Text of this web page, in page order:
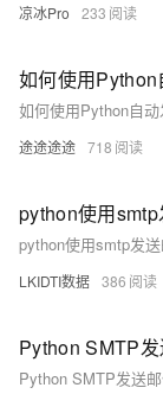
凉冰Pro 233
如何使用Python
如何使用Python自动
途途途途 718
python使用
python使用smtp发
LKIDTI数据 386
Python SMTP
Python SMTP发送